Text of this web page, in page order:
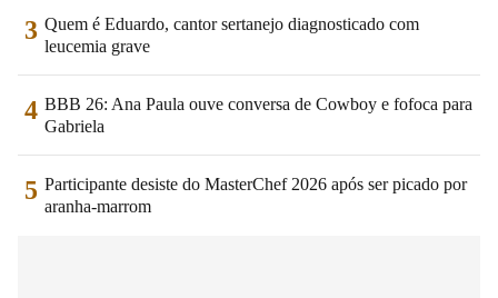
3 Quem é Eduardo, cantor sertanejo diagnosticado com
leucemia grave
4 BBB 26: Ana Paula ouve conversa de Cowboy e fofoca para
Gabriela
5 Participante desiste do MasterChef 2026 após ser picado por
aranha-marrom